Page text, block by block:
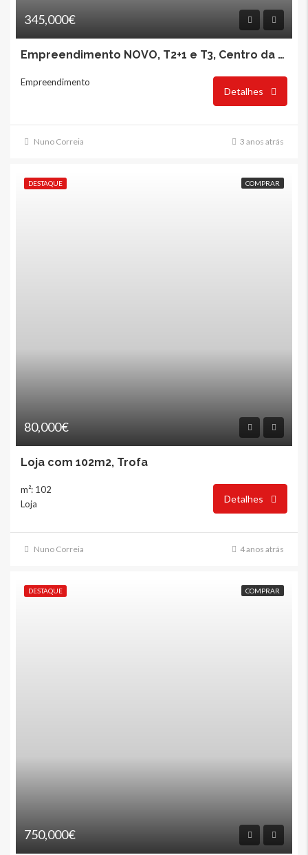
345,000€
Empreendimento NOVO, T2+1 e T3, Centro da Cidade da Maia
Empreendimento
Detalhes
Nuno Correia 3 anos atrás
DESTAQUE COMPRAR
80,000€
Loja com 102m2, Trofa
m²: 102
Loja
Detalhes
Nuno Correia 4 anos atrás
DESTAQUE COMPRAR
750,000€